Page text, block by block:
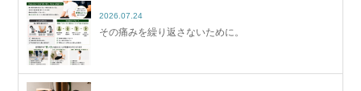
2026.07.24
その痛みを繰り返さないために。